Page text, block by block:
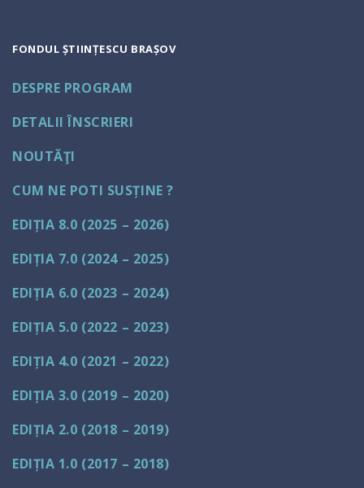
FONDUL ȘTIINȚESCU BRAȘOV
DESPRE PROGRAM
DETALII ÎNSCRIERI
NOUTĂŢI
CUM NE POTI SUSȚINE ?
EDIȚIA 8.0 (2025 – 2026)
EDIȚIA 7.0 (2024 – 2025)
EDIȚIA 6.0 (2023 – 2024)
EDIȚIA 5.0 (2022 – 2023)
EDIȚIA 4.0 (2021 – 2022)
EDIȚIA 3.0 (2019 – 2020)
EDIȚIA 2.0 (2018 – 2019)
EDIȚIA 1.0 (2017 – 2018)